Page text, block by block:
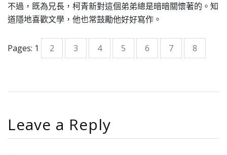
不過，既為兄長，柯青新對這個弟弟總是暗暗關懷著的。知
道隱地喜歡文學，他也常鼓勵他好好寫作。
Pages: 1 2 3 4 5 6 7 8
Leave a Reply